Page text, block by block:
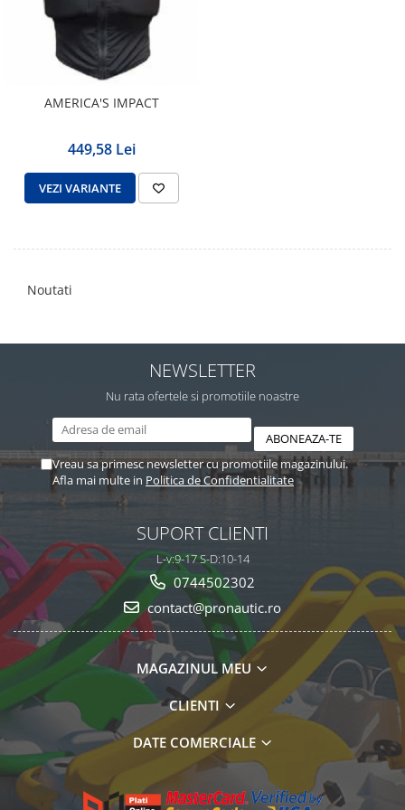
AMERICA'S IMPACT
449,58 Lei
VEZI VARIANTE
Noutati
NEWSLETTER
Nu rata ofertele si promotiile noastre
Vreau sa primesc newsletter cu promotiile magazinului.
Afla mai multe in Politica de Confidentialitate
SUPORT CLIENTI
L-v:9-17 S-D:10-14
0744502302
contact@pronautic.ro
MAGAZINUL MEU
CLIENTI
DATE COMERCIALE